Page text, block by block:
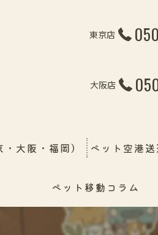
東京店
大阪店
フェリー）
大阪・福岡） ペット空港送
ペット移動コラム